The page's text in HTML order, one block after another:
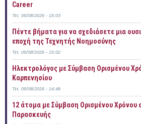
Career
Τετ, 05/08/2026 - 15:03
Πέντε βήματα για να σχεδιάσετε μια
εποχή της Τεχνητής Νοημοσύνης
Τετ, 05/08/2026 - 15:02
Ηλεκτρολόγος με Σύμβαση Ορισμένου
Καρπενησίου
Τετ, 05/08/2026 - 14:48
12 άτομα με Σύμβαση Ορισμένου Χρόνου
Παρασκευής